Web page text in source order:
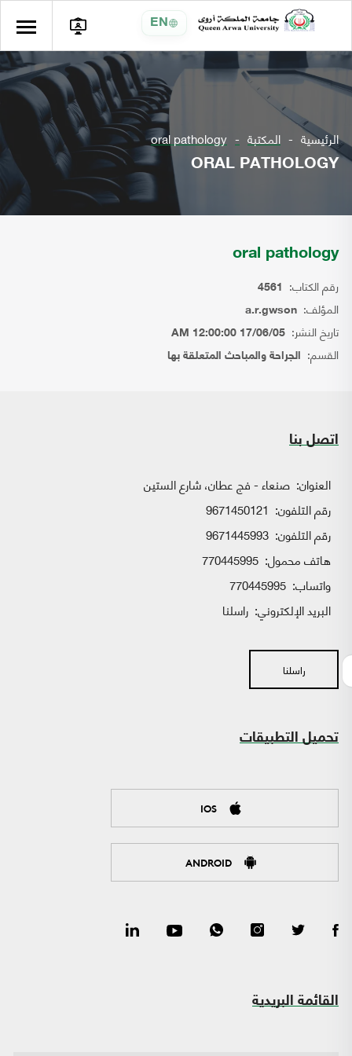
EN
الرئيسية المكتبة oral pathology
ORAL PATHOLOGY
oral pathology
رقم الكتاب: 4561
المؤلف: a.r.gwson
تاريخ النشر: 17/06/05 12:00:00 AM
القسم: الجراحة والمباحث المتعلقة بها
اتصل بنا
العنوان: صنعاء - فج عطان، شارع الستين
رقم التلفون: 9671450121
رقم التلفون: 9671445993
هاتف محمول: 770445995
واتساب:
البريد الإلكتروني: راسلنا
راسلنا
تحميل التطبيقات
IOS
ANDROID
القائمة البريدية